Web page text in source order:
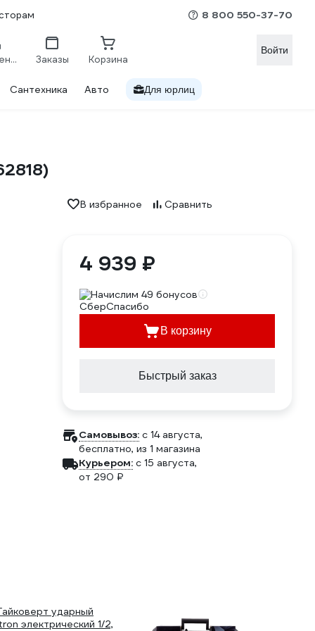
8 800 550-37-70
Сравнение Заказы Корзина
Войти
Сантехника Авто Для юрлиц
В избранное Сравнить
4 939 ₽
Начислим 49 бонусов
В корзину
Быстрый заказ
Самовывоз: c 14 августа,
бесплатно, из 1 магазина
Курьером: c 15 августа,
от 290 ₽